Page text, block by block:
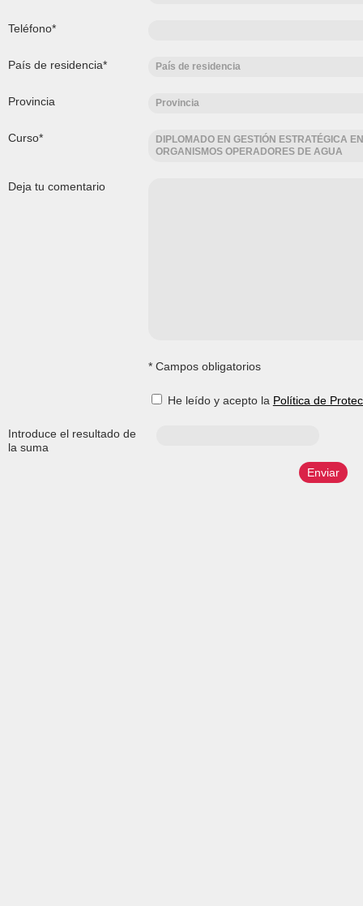
Teléfono*
País de residencia* País de residencia
Provincia Provincia
Curso*
DIPLOMADO EN GESTIÓN ESTRATÉGICA EN
ORGANISMOS OPERADORES DE AGUA
Deja tu comentario
* Campos obligatorios
He leído y acepto la Política de
Introduce el resultado de
la suma